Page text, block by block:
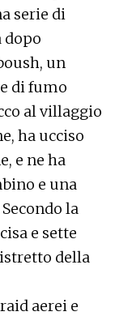
serie di
dopo
un
di fumo
al villaggio
ha ucciso
e ne ha
e una
la
e sette
della
aerei e